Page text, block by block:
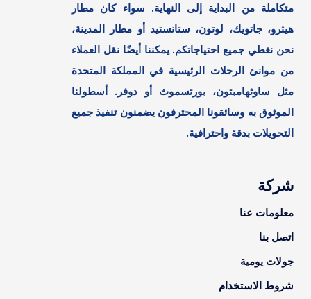
متكاملة من البداية إلى النهاية. سواء كان مطار
هيثرو، جاتويك، لوتون، ستانستيد أو مطار المدينة،
نحن نغطي جميع احتياجاتكم. يمكننا أيضًا نقل العملاء
من موانئ الرحلات الرئيسية في المملكة المتحدة
مثل ساوثهامبتون، بورتسموث أو دوفر. أسطولنا
الموثوق به وسائقونا المحترفون يضمنون تنفيذ جميع
التحويلات بدقة واحترافية.
شركة
معلومات عنا
اتصل بنا
جولات يومية
شروط الاستخدام